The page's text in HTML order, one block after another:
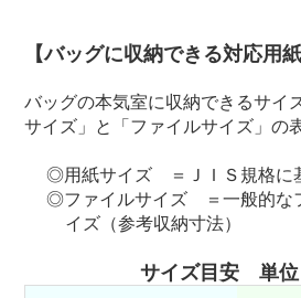
【バッグに収納できる対応用
バッグの本気室に収納できるサイ
サイズ」と「ファイルサイズ」の
用紙サイズ ＝ＪＩＳ規格に
ファイルサイズ ＝一般的な
イズ（参考収納寸法）
サイズ目安 単位